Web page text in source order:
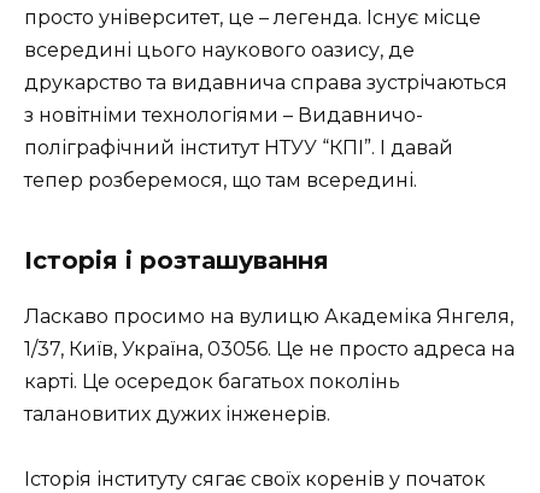
просто університет, це – легенда. Існує місце
всередині цього наукового оазису, де
друкарство та видавнича справа зустрічаються
з новітніми технологіями – Видавничо-
поліграфічний інститут НТУУ “КПІ”. І давай
тепер розберемося, що там всередині.
Історія і розташування
Ласкаво просимо на вулицю Академіка Янгеля,
1/37, Київ, Україна, 03056. Це не просто адреса на
карті. Це осередок багатьох поколінь
талановитих дужих інженерів.
Історія інституту сягає своїх коренів у початок